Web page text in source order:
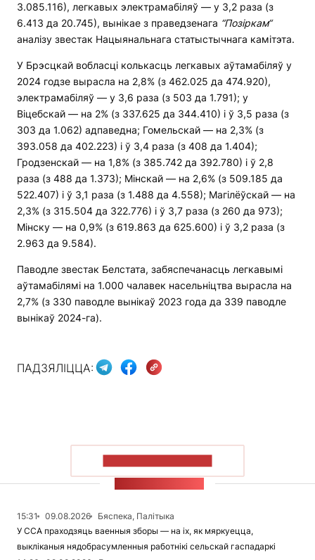
3.085.116), легкавых электрамабіляў — у 3,2 раза (з
6.413 да 20.745), вынікае з праведзенага “Позіркам“
аналізу звестак Нацыянальнага статыстычнага камітэта.
У Брэсцкай вобласці колькасць легкавых аўтамабіляў у
2024 годзе вырасла на 2,8% (з 462.025 да 474.920),
электрамабіляў — у 3,6 раза (з 503 да 1.791); у
Віцебскай — на 2% (з 337.625 да 344.410) і ў 3,5 раза (з
303 да 1.062) адпаведна; Гомельскай — на 2,3% (з
393.058 да 402.223) і ў 3,4 раза (з 408 да 1.404);
Гродзенскай — на 1,8% (з 385.742 да 392.780) і ў 2,8
раза (з 488 да 1.373); Мінскай — на 2,6% (з 509.185 да
522.407) і ў 3,1 раза (з 1.488 да 4.558); Магілёўскай — на
2,3% (з 315.504 да 322.776) і ў 3,7 раза (з 260 да 973);
Мінску — на 0,9% (з 619.863 да 625.600) і ў 3,2 раза (з
2.963 да 9.584).
Паводле звестак Белстата, забяспечанасць легкавымі
аўтамабілямі на 1.000 чалавек насельніцтва вырасла на
2,7% (з 330 паводле вынікаў 2023 года да 339 паводле
вынікаў 2024-га).
ПАДЗЯЛІЦЦА:
15:31 09.08.2026
Бяспека, Палітыка
У ССА праходзяць ваенныя зборы — на іх, як мяркуецца,
выкліканыя нядобрасумленныя работнікі сельскай гаспадаркі